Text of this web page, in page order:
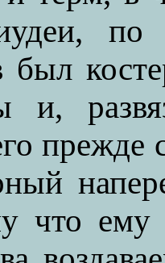
был
и,
что